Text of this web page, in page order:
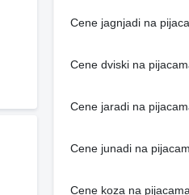
Cene jagnjadi na
Cene dviski na
Cene jaradi na
Cene junadi na
Cene koza na pijacama